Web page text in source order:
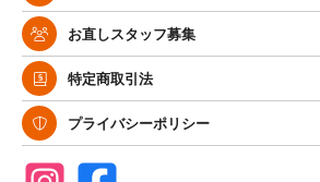
お直しスタッフ募集
特定商取引法
プライバシーポリシー